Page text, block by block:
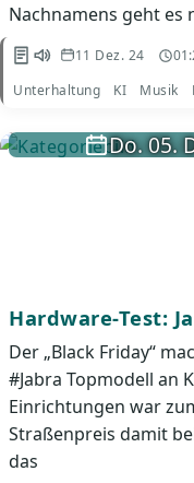
Nachnamens geht es
11 Dez. 24
Unterhaltung
KI Musik
Do. 05.
Hardware-Test:
Der „Black Friday“
#Jabra Topmodell an
Einrichtungen war
Straßenpreis damit
das